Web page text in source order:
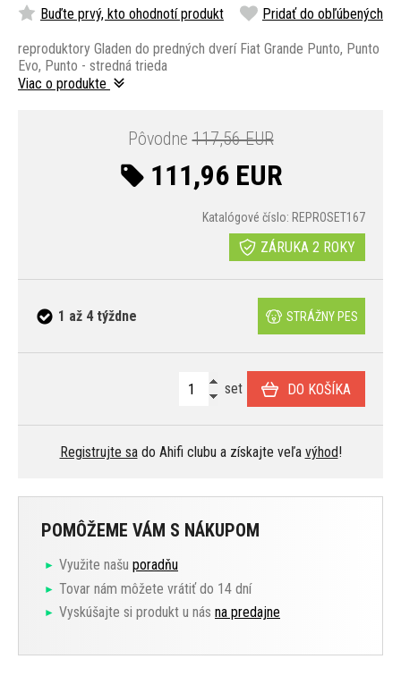
Buďte prvý, kto ohodnotí produkt Pridať do obľúbených
reproduktory Gladen do predných dverí Fiat Grande Punto, Punto
Evo, Punto - stredná trieda
Viac o produkte
Pôvodne117,56 EUR
111,96 EUR
Katalógové číslo: REPROSET167
ZÁRUKA 2 ROKY
1 až 4 týždne STRÁŽNY PES
set DO KOŠÍKA
Registrujte sado Ahifi clubu a získajte veľa výhod!
POMÔŽEME VÁM S NÁKUPOM
Využite našu poradňu
Tovar nám môžete vrátiť do 14 dní
Vyskúšajte si produkt u nás na predajne